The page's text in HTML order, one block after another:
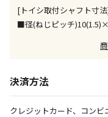
決定となりま
お見積商品で
決定となりま
[トイシ取付シャフト寸
■径(ねじピッチ
決済方法
クレジットカード、コン